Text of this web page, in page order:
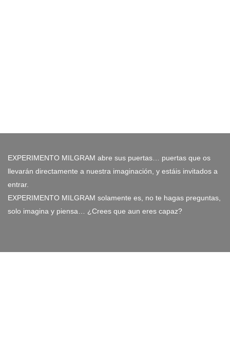
EXPERIMENTO MILGRAM abre sus puertas… puertas que os
llevarán directamente a nuestra imaginación, y estáis invitados a
entrar.
EXPERIMENTO MILGRAM solamente es, no te hagas preguntas,
solo imagina y piensa… ¿Crees que aun eres capaz?